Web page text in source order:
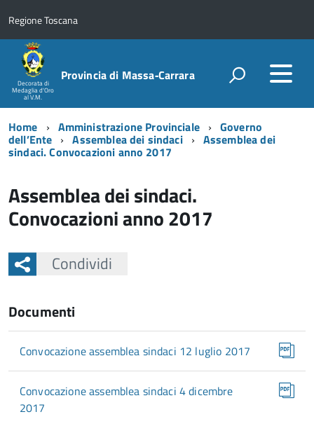
Regione Toscana
Decorata di
Medaglia d'Oro
al V.M.
Provincia di Massa‑Carrara
Home Amministrazione Provinciale Governo
dell’Ente Assemblea dei sindaci Assemblea dei
sindaci. Convocazioni anno 2017
Assemblea dei sindaci.
Convocazioni anno 2017
Condividi
Documenti
Convocazione assemblea sindaci 12 luglio 2017
Convocazione assemblea sindaci 4 dicembre
2017